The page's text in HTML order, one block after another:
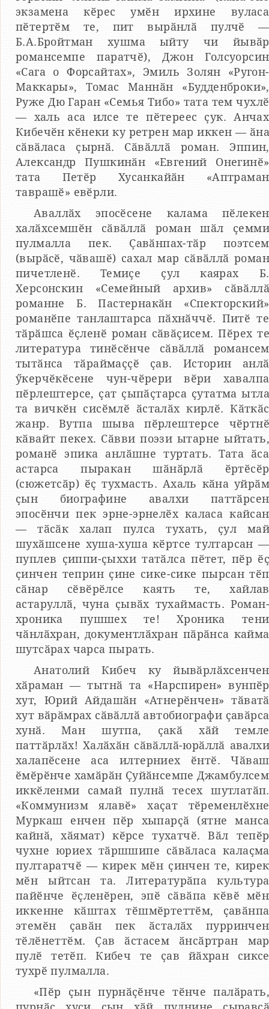
экзамена кӗрес умӗн ирхине вуласа
пӗтертӗм те, пит вырӑнлӑ пулчӗ —
Б.А.Бройтман хушма ыйту чи йывӑр
романсемпе паратчӗ), Джон Голсуорсин
«Сага о Форсайтах», Эмиль Золян «Ругон-
Маккары», Томас Маннӑн «Будденброки»,
Руже Дю Гаран «Семья Тибо» тата тем чухлӗ
— халь аса илсе те пӗтереес ҫук. Анчах
Кибечӗн кӗнеки ку ретрен мар иккен — ӑна
сӑвӑласа ҫырнӑ. Сӑвӑллӑ роман. Эппин,
Александр Пушкинӑн «Евгений Онегинӗ»
тата Петӗр Хусанкайӑн «Аптраман
таврашӗ» евӗрли.
Аваллӑх эпосӗсене калама пӗлекен
халӑхсемшӗн сӑвӑллӑ роман шӑл ҫемми
пулмалла пек. Ҫавӑнпах-тӑр поэтсем
(вырӑсӗ, чӑвашӗ) сахал мар сӑвӑллӑ роман
пичетленӗ. Темиҫе ҫул каярах Б.
Херсонскин «Семейный архив» сӑвӑллӑ
романне Б. Пастернакӑн «Спекторский»
романӗпе танлаштарса пӑхнӑччӗ. Питӗ те
тӑрӑшса ӗҫленӗ роман сӑвӑҫисем. Пӗрех те
литература тинӗсӗнче сӑвӑллӑ романсем
тытӑнса тӑраймаҫҫӗ ҫав. Историн анлӑ
ӳкерчӗкӗсене чун-чӗрери вӗри хавалпа
пӗрлештерсе, ҫат ҫыпӑҫтарса ҫутатма ытла
та вичкӗн сисӗмлӗ ӑсталӑх кирлӗ. Кӑткӑс
жанр. Вутпа шыва пӗрлештерсе чӗртнӗ
кӑвайт пекех. Сӑвви поэзи ытарне ыйтать,
романӗ эпика анлӑшне туртать. Тата ӑса
астарса пыракан шӑнӑрлӑ ӗртӗсӗр
(сюжетсӑр) ӗҫ тухмасть. Ахаль кӑна уйрӑм
ҫын биографине авалхи паттӑрсен
эпосӗнчи пек эрне-эрнелӗх каласа кайсан
— тӑсӑк халап пулса тухать, ҫул май
шухӑшсене хуша-хуша кӗртсе тултарсан —
пуплев ҫиппи-ҫыххи татӑлса пӗтет, пӗр ӗҫ
ҫинчен теприн ҫине сике-сике пырсан тӗп
сӑнар сӗвӗрӗлсе каять те, хайлав
астаруллӑ, чуна ҫывӑх тухаймасть. Роман-
хроника пушшех те! Хроника тени
чӑнлӑхран, документлӑхран пӑрӑнса кайма
шутсӑрах чарса пырать.
Анатолий Кибеч ку йывӑрлӑхсенчен
хӑраман — тытнӑ та «Нарспирен» вунпӗр
хут, Юрий Айдашӑн «Атнерӗнчен» тӑватӑ
хут вӑрӑмрах сӑвӑллӑ автобиографи ҫавӑрса
хунӑ. Ман шутпа, ҫакӑ хӑй темле
паттӑрлӑх! Халӑхӑн сӑвӑллӑ-юрӑллӑ авалхи
халапӗсене аса илтерниех ӗнтӗ. Чӑваш
ӗмӗрӗнче хамӑрӑн Ҫуйӑнсемпе Джамбулсем
иккӗленми самай пулнӑ тесех шутлатӑп.
«Коммунизм ялавӗ» хаҫат тӗременлӗхне
Муркаш енчен пӗр хыпарҫӑ (ятне манса
кайнӑ, хӑямат) кӗрсе тухатчӗ. Вӑл тепӗр
чухне юриех тӑршшипе сӑвӑласа калаҫма
пултаратчӗ — кирек мӗн ҫинчен те, кирек
мӗн ыйтсан та. Литературӑпа культура
пайӗнче ӗҫленӗрен, эпӗ сӑвӑпа кӗвӗ мӗн
иккенне кӑштах тӗшмӗртеттӗм, ҫавӑнпа
этемӗн ҫавӑн пек ӑсталӑх пурринчен
тӗлӗнеттӗм. Ҫав ӑстасем ӑнсӑртран мар
пулӗ тетӗп. Кибеч те ҫав йӑхран сиксе
тухрӗ пулмалла.
«Пӗр ҫын пурнӑҫӗнче тӗнче палӑрать,